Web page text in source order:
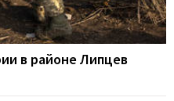
в районе Липцев